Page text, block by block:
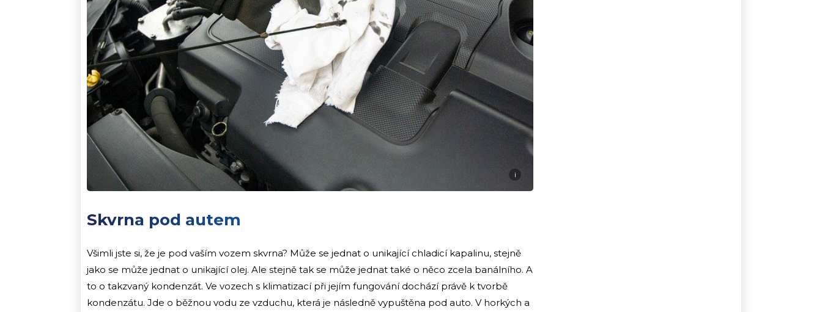
i
Skvrna pod autem
Všimli jste si, že je pod vaším vozem skvrna? Může se jednat o unikající chladicí kapalinu, stejně
jako se může jednat o unikající olej. Ale stejně tak se může jednat také o něco zcela banálního. A
to o takzvaný kondenzát. Ve vozech s klimatizací při jejím fungování dochází právě k tvorbě
kondenzátu. Jde o běžnou vodu ze vzduchu, která je následně vypuštěna pod auto. V horkých a